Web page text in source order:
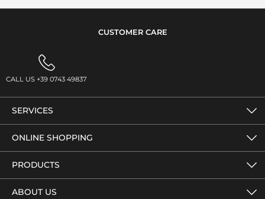
CUSTOMER CARE
CALL US +39 0743 49837
SERVICES
ONLINE SHOPPING
PRODUCTS
ABOUT US